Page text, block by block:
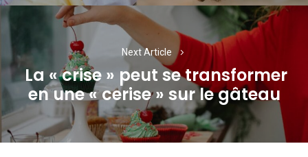
Next Article
Next
post:
La « crise » peut se transformer
en une « cerise » sur le gâteau